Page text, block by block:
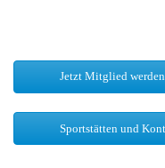
Jetzt Mitglied werden
Sportstätten und